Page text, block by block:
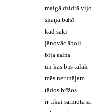
maigā dzidrā
skaņa balsī
kad saki
jānovāc āboli
bija salna
un kas būs tālāk
mēs nerunājam
tādos brīžos
ir tikai sarmota